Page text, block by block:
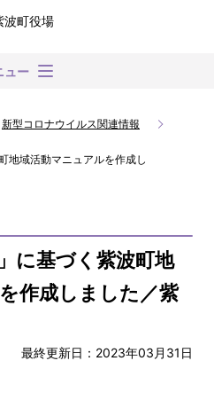
ュー
新型コロナウイルス関連情報
地域活動マニュアルを作成し
に基づく紫波町地
作成しました／紫
最終更新日：2023年03月31日